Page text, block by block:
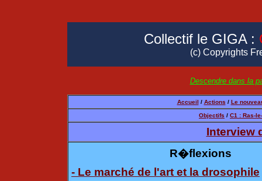
Collectif le GIGA :
(c) Copyrights
Descendre dans la
Accueil / Actions / Le
Objectifs / C1 : Ras-
Interview
R�flexions
- Le marché de l'art et la drosophile